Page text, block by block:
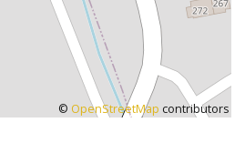
© OpenStreetMap contributors